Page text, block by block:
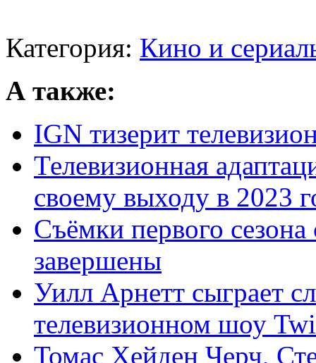
Категория: Кино и
А также:
IGN тизерит
Телевизионная
своему выходу в 2023
Съёмки первого
завершены
Уилл Арнетт сыграет
телевизионном шоу
Томас Хейден Черч,